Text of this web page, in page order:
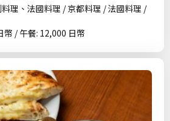
理、法國料理 / 京都料理 / 法國料理 /
幣 / 午餐: 12,000 日幣